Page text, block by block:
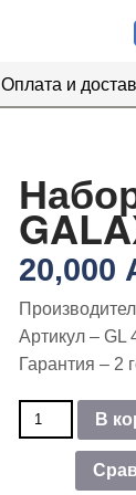
Оплата и
20,000
Артикул – GL
Гарантия – 2
Количество
В